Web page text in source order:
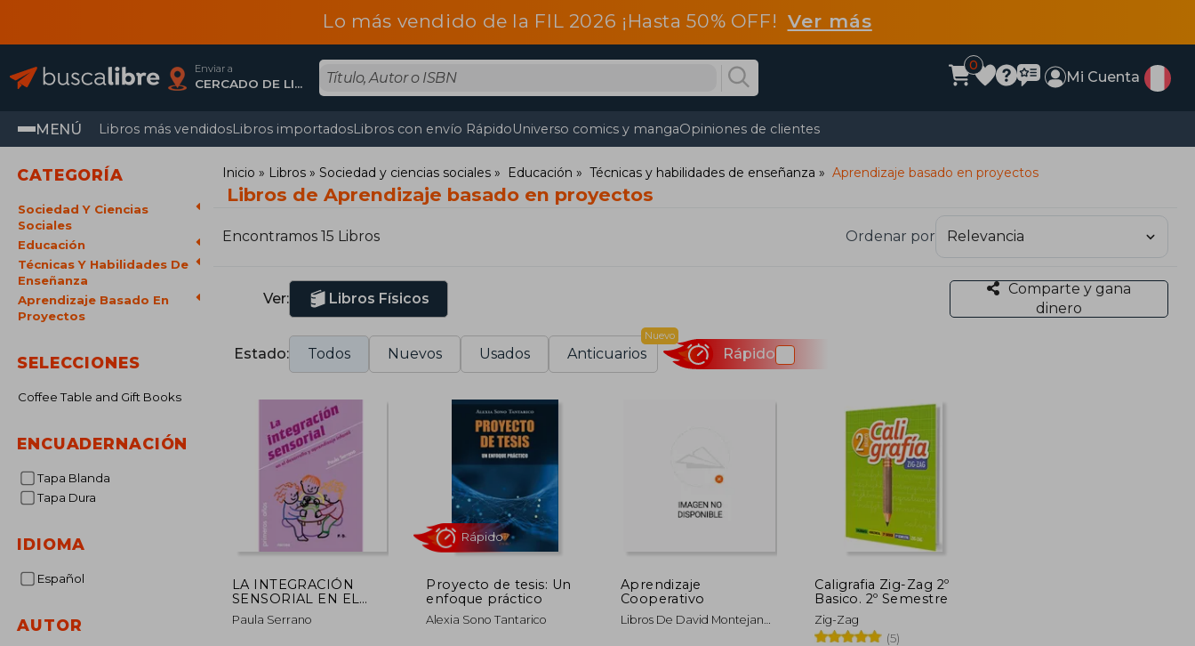
Lo más vendido de la FIL 2026 ¡Hasta 50% OFF! Ver más
Enviar a
CERCADO DE LIMA, Lima
0
Mi Cuenta
MENÚ Libros más vendidosLibros importadosLibros con envío RápidoUniverso comics y mangaOpiniones de clientes
CATEGORÍA
Sociedad Y Ciencias
Sociales
Educación
Técnicas Y Habilidades De
Enseñanza
Aprendizaje Basado En
Proyectos
SELECCIONES
Coffee Table and Gift Books
ENCUADERNACIÓN
Tapa Blanda
Tapa Dura
IDIOMA
Español
AUTOR
Inicio Libros Sociedad y ciencias sociales Educación Técnicas y habilidades de enseñanza Aprendizaje basado en proyectos
Libros de Aprendizaje basado en proyectos
Encontramos 15 Libros Ordenar por
Ver: Libros Físicos
Comparte y gana
dinero
Estado: Todos Nuevos Usados Anticuarios
Nuevo
Rápido
LA INTEGRACIÓN
SENSORIAL EN EL
DESARROLLO Y
APRENDIZAJE
Paula Serrano
Proyecto de tesis: Un
enfoque práctico
Alexia Sono Tantarico
Rápido
Aprendizaje
Cooperativo
Libros De David Montejano
Caligrafia Zig-Zag 2º
Basico. 2º Semestre
Zig-Zag
(5)